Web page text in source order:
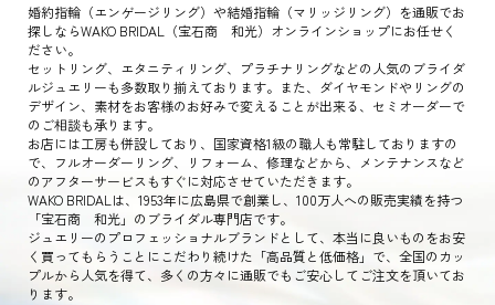
婚約指輪（エンゲージリング）や結婚指輪（マリッジリング）を通販でお
探しならWAKO BRIDAL（宝石商 和光）オンラインショップにお任せく
ださい。
セットリング、エタニティリング、プラチナリングなどの人気のブライダ
ルジュエリーも多数取り揃えております。また、ダイヤモンドやリングの
デザイン、素材をお客様のお好みで変えることが出来る、セミオーダーで
のご相談も承ります。
お店には工房も併設しており、国家資格1級の職人も常駐しておりますの
で、フルオーダーリング、リフォーム、修理などから、メンテナンスなど
のアフターサービスもすぐに対応させていただきます。
WAKO BRIDALは、1953年に広島県で創業し、100万人への販売実績を持つ
「宝石商 和光」のブライダル専門店です。
ジュエリーのプロフェッショナルブランドとして、本当に良いものをお安
く買ってもらうことにこだわり続けた「高品質と低価格」で、全国のカッ
プルから人気を得て、多くの方々に通販でもご安心してご注文を頂いてお
ります。